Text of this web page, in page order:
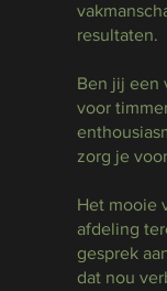
resultaten.
Ben jij een
voor
zorg je
Het mooie
afdeling
gesprek
dat nou